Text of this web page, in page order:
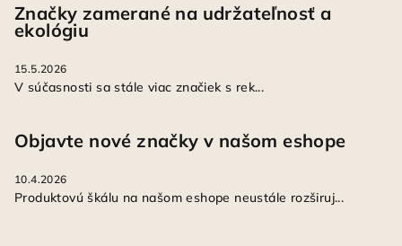
Značky zamerané na udržateľnosť a
ekológiu
15.5.2026
V súčasnosti sa stále viac značiek s rek...
Objavte nové značky v našom eshope
10.4.2026
Produktovú škálu na našom eshope neustále rozširuj...